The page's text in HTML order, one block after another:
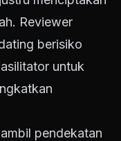
Reviewer
berisiko
untuk
pendekatan